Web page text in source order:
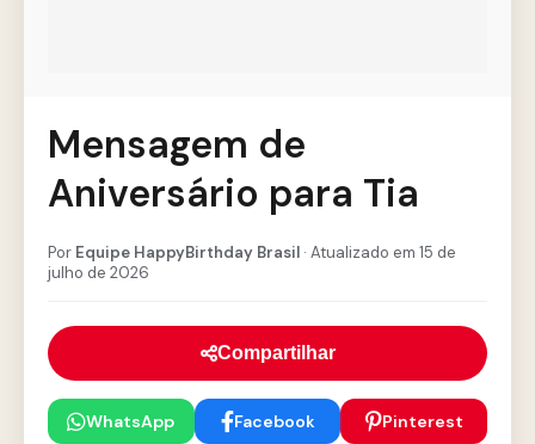
Mensagem de
Aniversário para Tia
Por Equipe HappyBirthday Brasil · Atualizado em 15 de
julho de 2026
Compartilhar
WhatsApp Facebook Pinterest